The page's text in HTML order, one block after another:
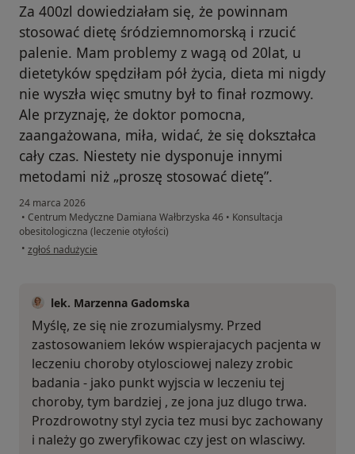
Za 400zl dowiedziałam się, że powinnam
stosować dietę śródziemnomorską i rzucić
palenie. Mam problemy z wagą od 20lat, u
dietetyków spędziłam pół życia, dieta mi nigdy
nie wyszła więc smutny był to finał rozmowy.
Ale przyznaję, że doktor pomocna,
zaangażowana, miła, widać, że się dokształca
cały czas. Niestety nie dysponuje innymi
metodami niż „proszę stosować dietę”.
24 marca 2026
• Centrum Medyczne Damiana Wałbrzyska 46 • Konsultacja
obesitologiczna (leczenie otyłości)
• w opinii użytkownika Niki
zgłoś nadużycie
lek. Marzenna Gadomska
Myślę, ze się nie zrozumialysmy. Przed
zastosowaniem leków wspierajacych pacjenta w
leczeniu choroby otylosciowej nalezy zrobic
badania - jako punkt wyjscia w leczeniu tej
choroby, tym bardziej , ze jona juz dlugo trwa.
Prozdrowotny styl zycia tez musi byc zachowany
i należy go zweryfikowac czy jest on wlasciwy.